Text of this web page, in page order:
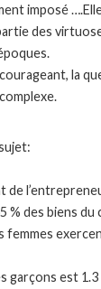
imposé
des
la
de
% des biens
femmes
garçons est